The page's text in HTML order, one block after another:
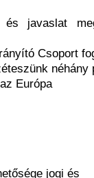
javaslat
Csoport
néhány
Európa
jogi és